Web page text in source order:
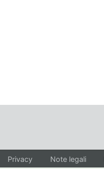
Privacy Note legali